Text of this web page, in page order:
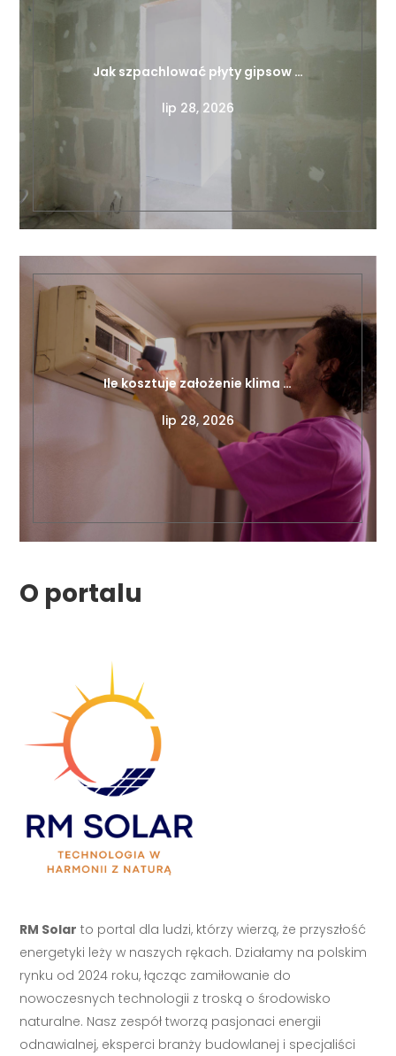
Jak szpachlować płyty gipsow …
lip 28, 2026
Ile kosztuje założenie klima …
lip 28, 2026
O portalu
RM Solar to portal dla ludzi, którzy wierzą, że przyszłość
energetyki leży w naszych rękach. Działamy na polskim
rynku od 2024 roku, łącząc zamiłowanie do
nowoczesnych technologii z troską o środowisko
naturalne. Nasz zespół tworzą pasjonaci energii
odnawialnej, eksperci branży budowlanej i specjaliści